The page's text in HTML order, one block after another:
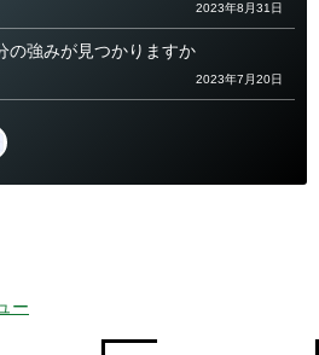
2023年8月31日
の強みが見つかりますか
2023年7月20日
ー